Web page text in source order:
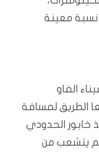
مضروبة X عدد الأطنان، مضروبة X نسبة معينة
الفاو
الطريق لمسافة
خابور الحدودي
ثم يتشعب من